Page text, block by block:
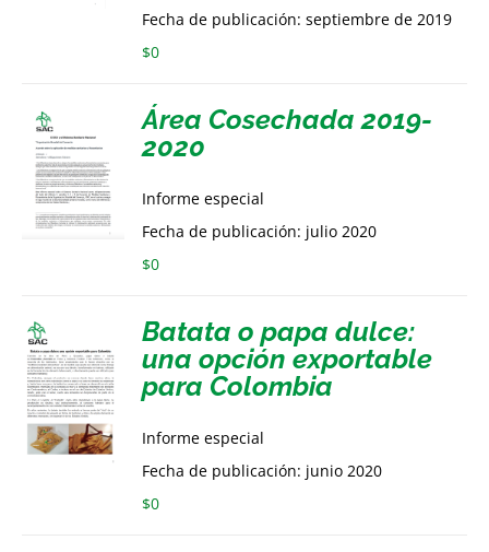
Fecha de publicación: septiembre de 2019
$0
Área Cosechada 2019-
2020
Informe especial
Fecha de publicación: julio 2020
$0
Batata o papa dulce:
una opción exportable
para Colombia
Informe especial
Fecha de publicación: junio 2020
$0